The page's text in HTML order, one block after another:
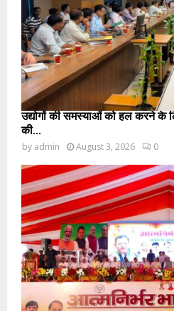
उद्योगों की समस्याओं को हल करने के
की...
by admin August 3, 2026 0